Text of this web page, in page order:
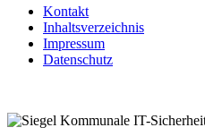
Kontakt
Inhaltsverzeichnis
Impressum
Datenschutz